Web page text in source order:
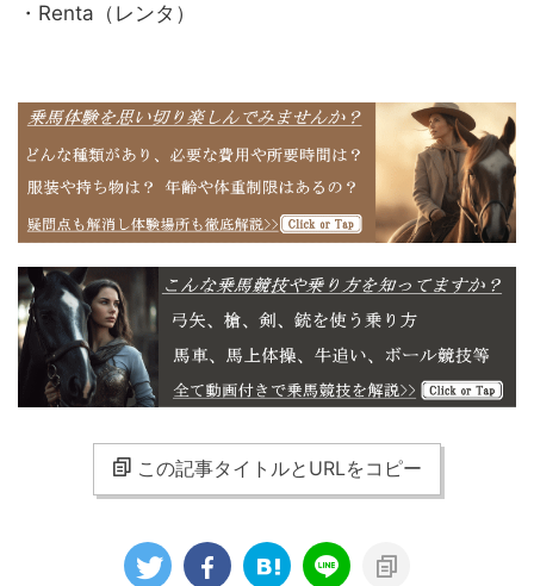
・Renta（レンタ）
この記事タイトルとURLをコピー